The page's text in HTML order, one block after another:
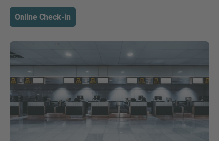
Online Check-in